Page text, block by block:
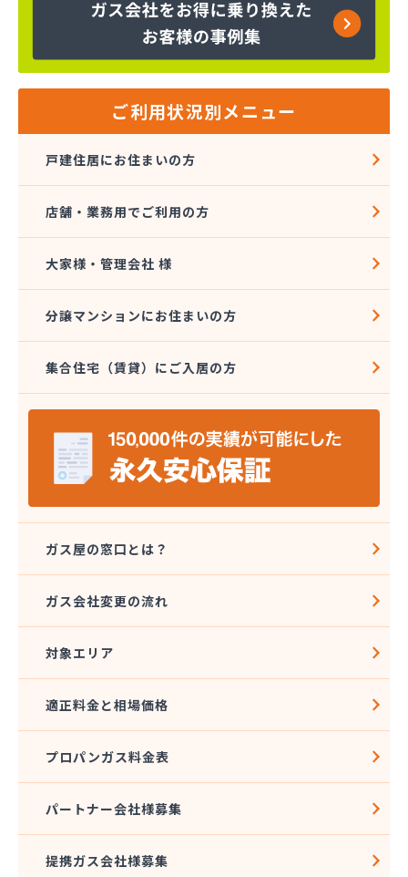
ご利用状況別メニュー
戸建住居にお住まいの方
店舗・業務用でご利用の方
大家様・管理会社 様
分譲マンションにお住まいの方
集合住宅（賃貸）にご入居の方
ガス屋の窓口とは？
ガス会社変更の流れ
対象エリア
適正料金と相場価格
プロパンガス料金表
パートナー会社様募集
提携ガス会社様募集